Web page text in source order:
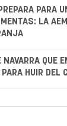
PARA
LA
NAVARRA QUE
HUIR DEL